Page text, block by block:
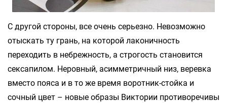
С другой стороны, все очень серьезно. Невозможно
отыскать ту грань, на которой лаконичность
переходить в небрежность, а строгость становится
сексапилом. Неровный, асимметричный низ, веревка
вместо пояса и в то же время воротник-стойка и
сочный цвет – новые образы Виктории противоречивы